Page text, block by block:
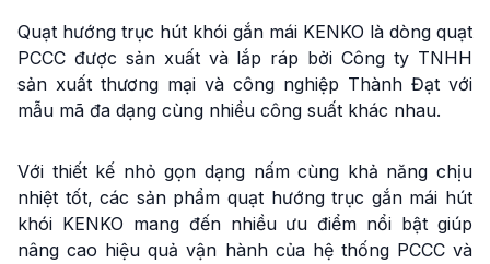
Quạt hướng trục hút khói gắn mái KENKO là dòng quạt
PCCC được sản xuất và lắp ráp bởi Công ty TNHH
sản xuất thương mại và công nghiệp Thành Đạt với
mẫu mã đa dạng cùng nhiều công suất khác nhau.
Với thiết kế nhỏ gọn dạng nấm cùng khả năng chịu
nhiệt tốt, các sản phẩm quạt hướng trục gắn mái hút
khói KENKO mang đến nhiều ưu điểm nổi bật giúp
nâng cao hiệu quả vận hành của hệ thống PCCC và